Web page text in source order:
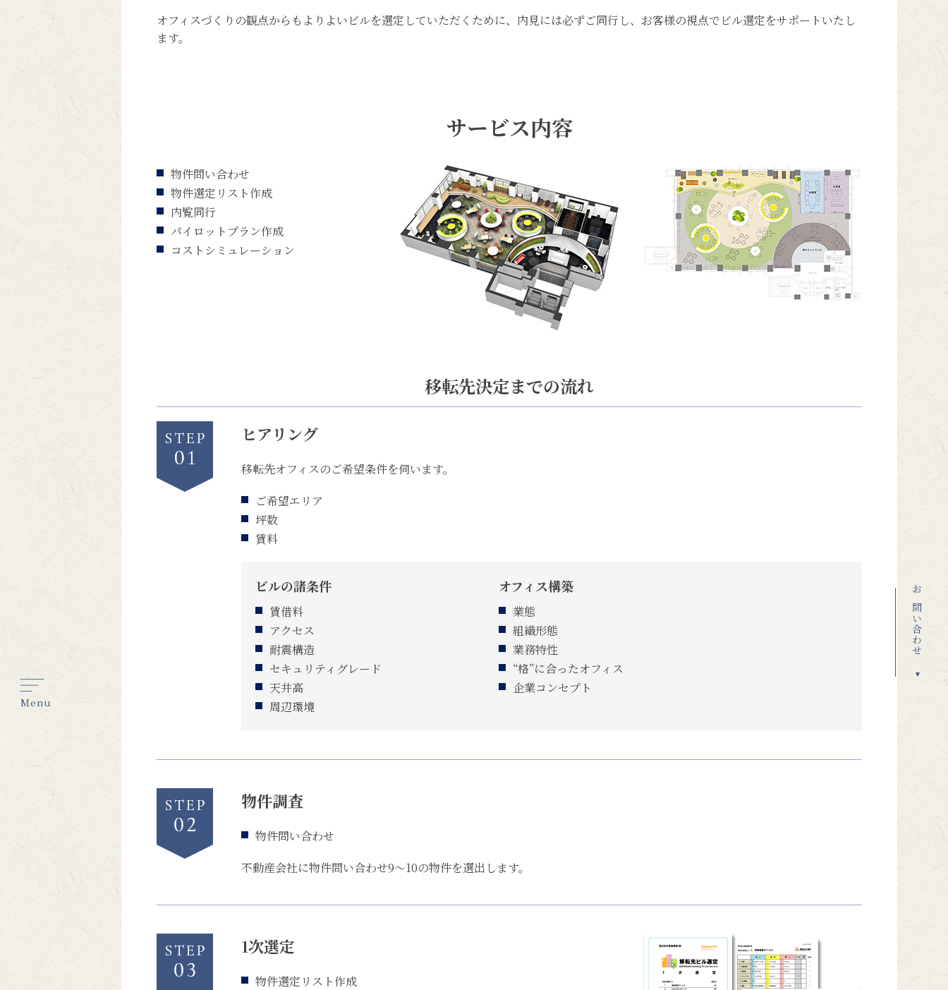
Menu
お問い合わせ
オフィスづくりの観点からもよりよいビルを選定していただくために、内見には必ずご同行し、お客様の視点でビル選定をサポートいたし
ます。
サービス内容
物件問い合わせ
物件選定リスト作成
内覧同行
パイロットプラン作成
コストシミュレーション
移転先決定までの流れ
ヒアリング
移転先オフィスのご希望条件を伺います。
ご希望エリア
坪数
賃料
ビルの諸条件
賃借料
アクセス
耐震構造
セキュリティグレード
天井高
周辺環境
オフィス構築
業態
組織形態
業務特性
“格”に合ったオフィス
企業コンセプト
物件調査
物件問い合わせ
不動産会社に物件問い合わせ9～10の物件を選出します。
1次選定
物件選定リスト作成